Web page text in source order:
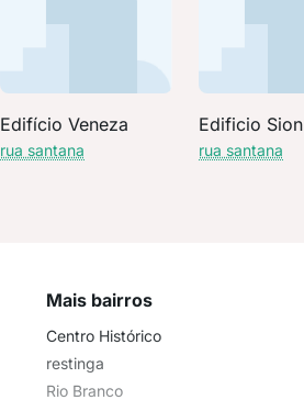
Edifício Veneza
rua santana
Edificio Sion
rua santana
Mais bairros
Centro Histórico
restinga
Rio Branco